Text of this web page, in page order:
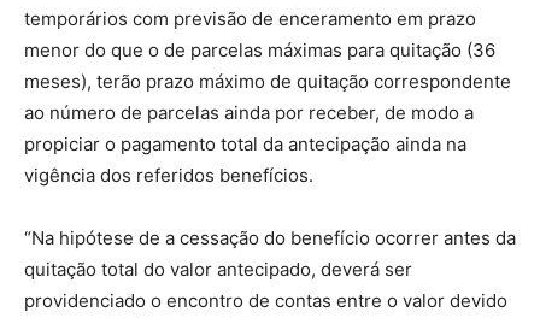
temporários com previsão de enceramento em prazo
menor do que o de parcelas máximas para quitação (36
meses), terão prazo máximo de quitação correspondente
ao número de parcelas ainda por receber, de modo a
propiciar o pagamento total da antecipação ainda na
vigência dos referidos benefícios.
“Na hipótese de a cessação do benefício ocorrer antes da
quitação total do valor antecipado, deverá ser
providenciado o encontro de contas entre o valor devido